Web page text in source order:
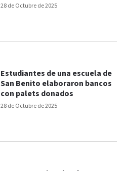
28 de Octubre de 2025
28 de Octubre de 2025
Estudiantes de una escuela de
San Benito elaboraron bancos
con palets donados